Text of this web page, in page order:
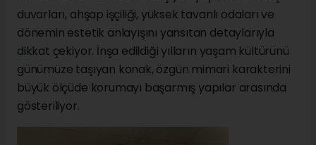
duvarları, ahşap işçiliği, yüksek tavanlı odaları ve
dönemin estetik anlayışını yansıtan detaylarıyla
dikkat çekiyor. İnşa edildiği yılların yaşam kültürünü
günümüze taşıyan konak, özgün mimari karakterini
büyük ölçüde korumayı başarmış yapılar arasında
gösteriliyor.